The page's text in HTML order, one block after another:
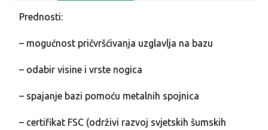
Prednosti:
– mogućnost pričvršćivanja uzglavlja na bazu
– odabir visine i vrste nogica
– spajanje bazi pomoću metalnih spojnica
– certifikat FSC (održivi razvoj svjetskih šumskih